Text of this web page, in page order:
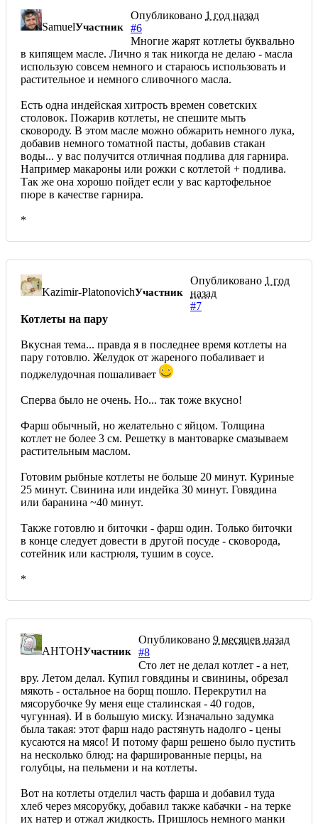
SamuelУчастник
Опубликовано 1 год назад
#6
Многие жарят котлеты буквально
в кипящем масле. Лично я так никогда не делаю - масла
использую совсем немного и стараюсь использовать и
растительное и немного сливочного масла.
Есть одна индейская хитрость времен советских
столовок. Пожарив котлеты, не спешите мыть
сковороду. В этом масле можно обжарить немного лука,
добавив немного томатной пасты, добавив стакан
воды... у вас получится отличная подлива для гарнира.
Например макароны или рожки с котлетой + подлива.
Так же она хорошо пойдет если у вас картофельное
пюре в качестве гарнира.
*
Kazimir-PlatonovichУчастник
Опубликовано 1 год
назад
#7
Котлеты на пару
Вкусная тема... правда я в последнее время котлеты на
пару готовлю. Желудок от жареного побаливает и
поджелудочная пошаливает
Сперва было не очень. Но... так тоже вкусно!
Фарш обычный, но желательно с яйцом. Толщина
котлет не более 3 см. Решетку в мантоварке смазываем
растительным маслом.
Готовим рыбные котлеты не больше 20 минут. Куриные
25 минут. Свинина или индейка 30 минут. Говядина
или баранина ~40 минут.
Также готовлю и биточки - фарш один. Только биточки
в конце следует довести в другой посуде - сковорода,
сотейник или кастрюля, тушим в соусе.
*
AHTOHУчастник
Опубликовано 9 месяцев назад
#8
Сто лет не делал котлет - а нет,
вру. Летом делал. Купил говядины и свинины, обрезал
мякоть - остальное на борщ пошло. Перекрутил на
мясорубочке 9у меня еще сталинская - 40 годов,
чугунная). И в большую миску. Изначально задумка
была такая: этот фарш надо растянуть надолго - цены
кусаются на мясо! И потому фарш решено было пустить
на несколько блюд: на фаршированные перцы, на
голубцы, на пельмени и на котлеты.
Вот на котлеты отделил часть фарша и добавил туда
хлеб через мясорубку, добавил также кабачки - на терке
их натер и отжал жидкость. Пришлось немного манки